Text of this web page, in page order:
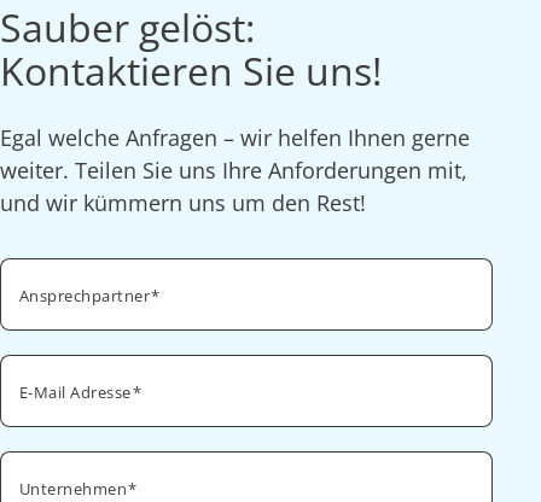
Sauber gelöst:
Kontaktieren Sie uns!
Egal welche Anfragen – wir helfen Ihnen gerne
weiter. Teilen Sie uns Ihre Anforderungen mit,
und wir kümmern uns um den Rest!
Ansprechpartner
E-Mail Adresse
Unternehmen